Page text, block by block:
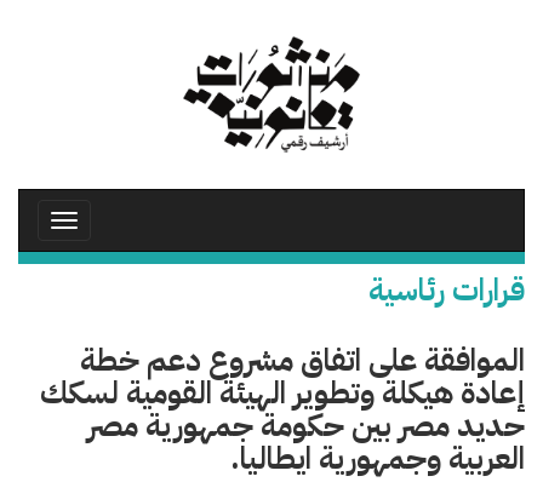
Toggle
قرارات رئاسية
الموافقة على اتفاق مشروع دعم خطة
إعادة هيكلة وتطوير الهيئة القومية لسكك
حديد مصر بين حكومة جمهورية مصر
العربية وجمهورية ايطاليا.